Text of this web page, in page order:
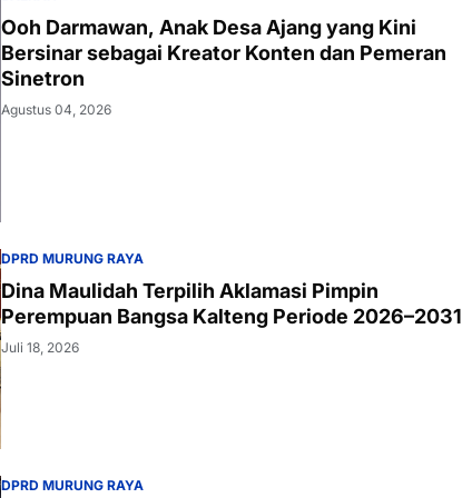
Ooh Darmawan, Anak Desa Ajang yang Kini
Bersinar sebagai Kreator Konten dan Pemeran
Sinetron
Agustus 04, 2026
DPRD MURUNG RAYA
Dina Maulidah Terpilih Aklamasi Pimpin
Perempuan Bangsa Kalteng Periode 2026–2031
Juli 18, 2026
DPRD MURUNG RAYA